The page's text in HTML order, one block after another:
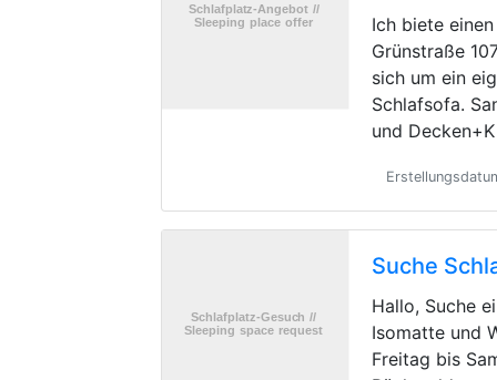
Ich biete
Grünstraße
sich um ein
Schlafsofa.
und
Suche
Hallo, Suche
Isomatte und
Freitag bis